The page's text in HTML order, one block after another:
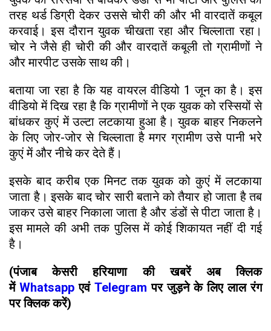
तरह थर्ड डिग्री देकर उससे चोरी की और भी वारदातें कबूल
करवाई। इस दौरान युवक चीखता रहा और चिल्लाता रहा।
चोर ने जैसे ही चोरी की और वारदातें कबूली तो ग्रामीणों ने
और मारपीट उसके साथ की।
बताया जा रहा है कि यह वायरल वीडियो 1 जून का है। इस
वीडियो में दिख रहा है कि ग्रामीणों ने एक युवक को रस्सियों से
बांधकर कुएं में उल्टा लटकाया हुआ है। युवक बाहर निकलने
के लिए जोर-जोर से चिल्लाता है मगर ग्रामीण उसे पानी भरे
कुएं में और नीचे कर देते हैं।
इसके बाद करीब एक मिनट तक युवक को कुएं में लटकाया
जाता है। इसके बाद चोर सारी बताने को तैयार हो जाता है तब
जाकर उसे बाहर निकाला जाता है और डंडों से पीटा जाता है।
इस मामले की अभी तक पुलिस में कोई शिकायत नहीं दी गई
है।
(पंजाब केसरी हरियाणा की खबरें अब क्लिक
में Whatsappएवं Telegram पर जुड़ने के लिए लाल रंग
पर क्लिक करें)